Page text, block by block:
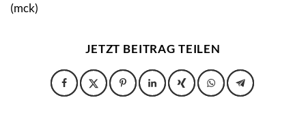
(mck)
JETZT BEITRAG TEILEN